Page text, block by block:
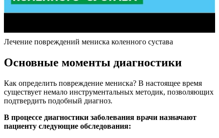
Лечение повреждений мениска коленного сустава
Основные моменты диагностики
Как определить повреждение мениска? В настоящее время
существует немало инструментальных методик, позволяющих
подтвердить подобный диагноз.
В процессе диагностики заболевания врачи назначают
пациенту следующие обследования: